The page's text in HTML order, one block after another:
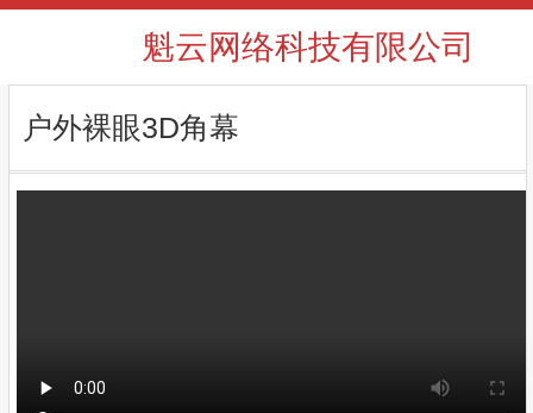
魁云网络科技有限公司
户外裸眼3D角幕